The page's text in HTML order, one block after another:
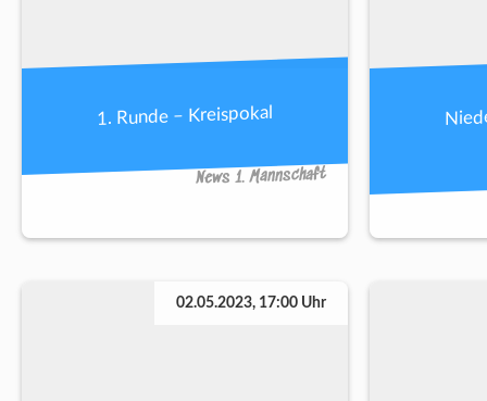
1. Runde – Kreispokal
News 1. Mannschaft
02.05.2023, 17:00 Uhr